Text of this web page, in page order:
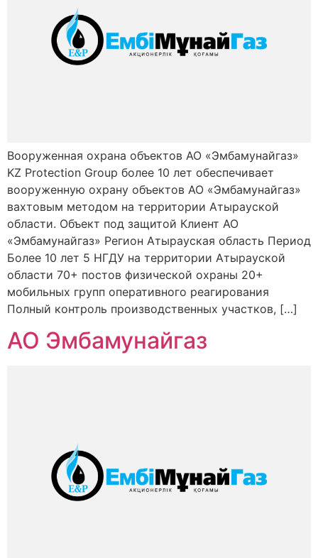
Вооруженная охрана объектов АО «Эмбамунайгаз»
KZ Protection Group более 10 лет обеспечивает
вооруженную охрану объектов АО «Эмбамунайгаз»
вахтовым методом на территории Атырауской
области. Объект под защитой Клиент АО
«Эмбамунайгаз» Регион Атырауская область Период
Более 10 лет 5 НГДУ на территории Атырауской
области 70+ постов физической охраны 20+
мобильных групп оперативного реагирования
Полный контроль производственных участков, […]
АО Эмбамунайгаз